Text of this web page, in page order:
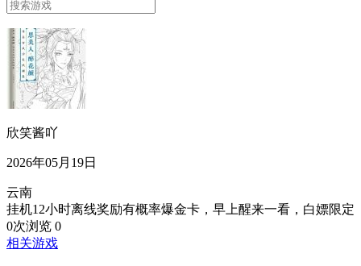
欣笑酱吖
2026年05月19日
云南
挂机12小时离线奖励有概率爆金卡，早上醒来一看，白嫖限定
0次浏览 0
相关游戏